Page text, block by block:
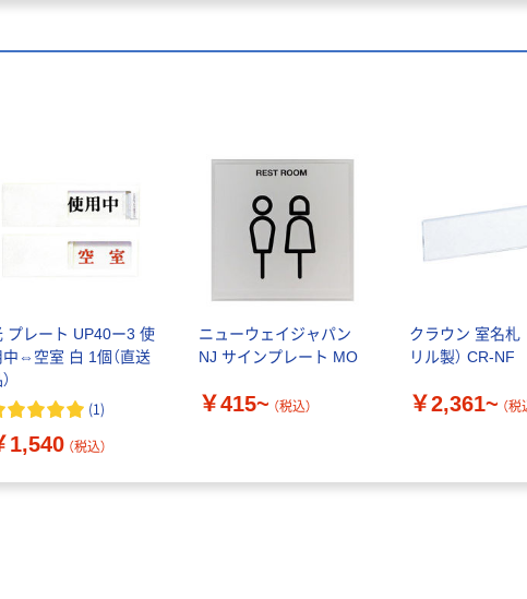
プレート UP40ー3 使
中⇔空室 白 1個（直送
(1)
1,540 （税込）
ニューウェイジャパン
NJ サインプレート MO
￥415~ （税込）
クラウン 室名札
リル製） CR-NF
￥2,361~ （税